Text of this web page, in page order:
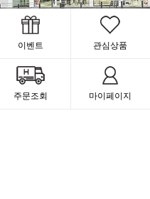
이벤트 관심상품
주문조회 마이페이지